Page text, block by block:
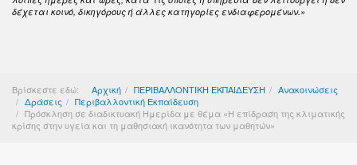
δέχεται κοινό, δικηγόρους ή άλλες κατηγορίες ενδιαφερομένων.»
Βρίσκεστε εδώ: Αρχική ΠΕΡΙΒΑΛΛΟΝΤΙΚΗ ΕΚΠΑΙΔΕΥΣΗ
Ανακοινώσεις
Δράσεις
Περιβαλλοντική Εκπαίδευση
Πρόσκληση σε διαδικτυακή Ημερίδα με θέμα «Η επίδραση της κλιματικής
κρίσης στην υγεία και τη μαθησιακή ικανότητα των μαθητών»